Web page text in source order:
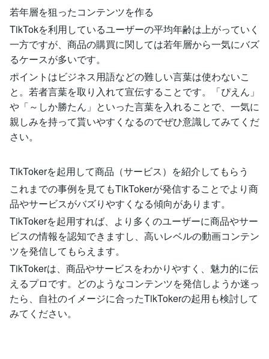
若年層を狙ったコンテンツを作る
TikTokを利用しているユーザーの平均年齢は上がっていく
一方ですが、商品の購買に関しては若年層から一気にバズ
るケースが多いです。
ポイントはビジネス用語などの難しい言葉は使わないこ
と。若者言葉を取り入れて宣伝することです。「ぴえん」
や「～しか勝たん」といった言葉を入れることで、一気に
親しみを持って貰いやすくなるのでぜひ意識してみてくだ
さい。
TikTokerを起用して商品（サービス）を紹介してもらう
これまでの事例を見てもTikTokerが発信することでより商
品やサービスがバズりやすくなる傾向があります。
TikTokerを起用すれば、より多くのユーザーに商品やサー
ビスの情報を認知できますし、高いレベルの動画コンテン
ツを発信してもらえます。
TikTokerは、商品やサービスをわかりやすく、魅力的に伝
えるプロです。どのようなコンテンツを発信しようか迷っ
たら、自社のイメージに合ったTikTokerの起用も検討して
みてください。